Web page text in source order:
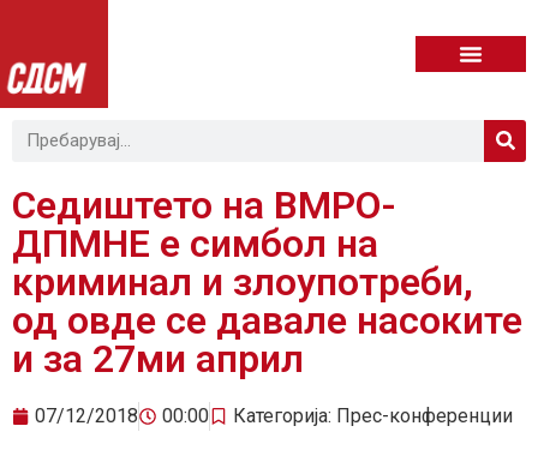
Седиштето на ВМРО-
ДПМНЕ е симбол на
криминал и злоупотреби,
од овде се давале насоките
и за 27ми април
07/12/2018 00:00 Категорија: Прес-конференции